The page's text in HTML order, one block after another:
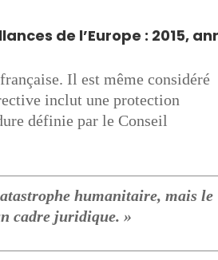
de l’Europe : 2015,
Il est même considéré
inclut une protection
définie par le Conseil
humanitaire, mais le
cadre juridique. »